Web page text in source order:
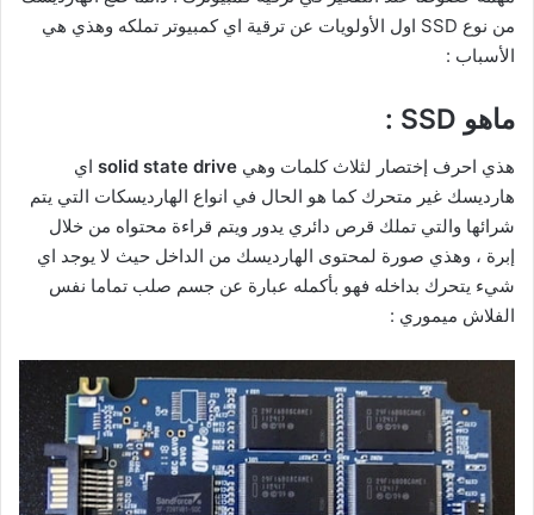
من نوع SSD اول الأولويات عن ترقية اي كمبيوتر تملكه وهذي هي
الأسباب :
ماهو SSD :
هذي احرف إختصار لثلاث كلمات وهي
اي
هارديسك غير متحرك كما هو الحال في انواع الهارديسكات التي يتم
شرائها والتي تملك قرص دائري يدور ويتم قراءة محتواه من خلال
إبرة ، وهذي صورة لمحتوى الهارديسك من الداخل حيث لا يوجد اي
شيء يتحرك بداخله فهو بأكمله عبارة عن جسم صلب تماما نفس
الفلاش ميموري :